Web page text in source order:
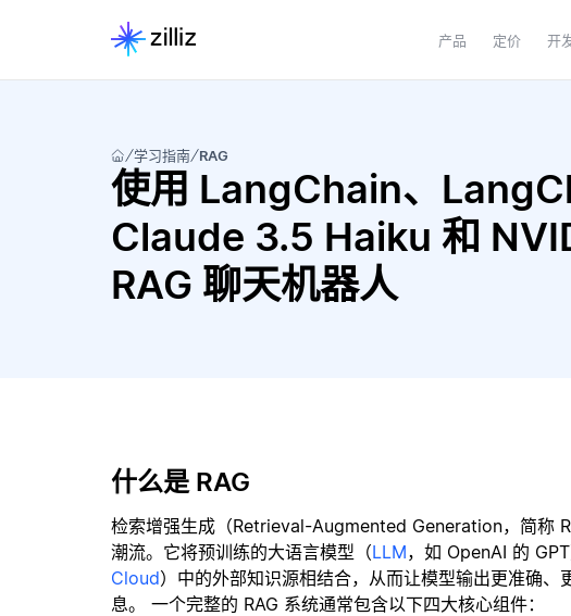
产品 定价 开
学习指南 RAG
使用 LangChain、
Claude 3.5 Haiku 和
RAG 聊天机器人
什么是 RAG
检索增强生成（Retrieval-Augmented Generation，简称
潮流。它将预训练的大语言模型（LLM，如 OpenAI 的
Cloud）中的外部知识源相结合，从而让模型输出更准确
息。 一个完整的 RAG 系统通常包含以下四大核心组件：